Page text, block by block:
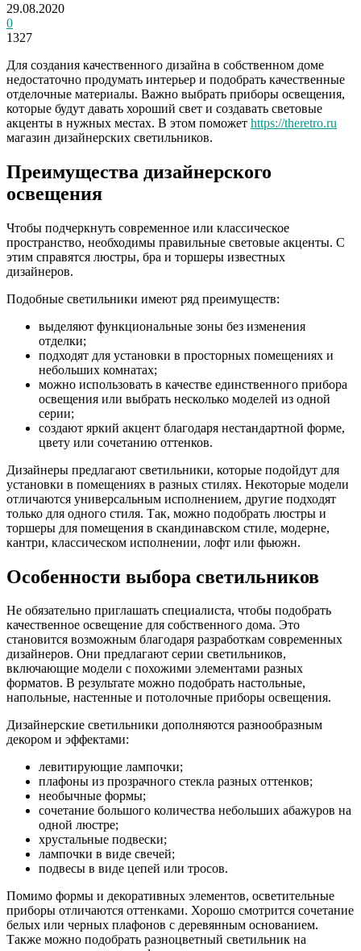
29.08.2020
0
1327
Для создания качественного дизайна в собственном доме
недостаточно продумать интерьер и подобрать качественные
отделочные материалы. Важно выбрать приборы освещения,
которые будут давать хороший свет и создавать световые
акценты в нужных местах. В этом поможет https://theretro.ru
магазин дизайнерских светильников.
Преимущества дизайнерского
освещения
Чтобы подчеркнуть современное или классическое
пространство, необходимы правильные световые акценты. С
этим справятся люстры, бра и торшеры известных
дизайнеров.
Подобные светильники имеют ряд преимуществ:
выделяют функциональные зоны без изменения
отделки;
подходят для установки в просторных помещениях и
небольших комнатах;
можно использовать в качестве единственного прибора
освещения или выбрать несколько моделей из одной
серии;
создают яркий акцент благодаря нестандартной форме,
цвету или сочетанию оттенков.
Дизайнеры предлагают светильники, которые подойдут для
установки в помещениях в разных стилях. Некоторые модели
отличаются универсальным исполнением, другие подходят
только для одного стиля. Так, можно подобрать люстры и
торшеры для помещения в скандинавском стиле, модерне,
кантри, классическом исполнении, лофт или фьюжн.
Особенности выбора светильников
Не обязательно приглашать специалиста, чтобы подобрать
качественное освещение для собственного дома. Это
становится возможным благодаря разработкам современных
дизайнеров. Они предлагают серии светильников,
включающие модели с похожими элементами разных
форматов. В результате можно подобрать настольные,
напольные, настенные и потолочные приборы освещения.
Дизайнерские светильники дополняются разнообразным
декором и эффектами:
левитирующие лампочки;
плафоны из прозрачного стекла разных оттенков;
необычные формы;
сочетание большого количества небольших абажуров на
одной люстре;
хрустальные подвески;
лампочки в виде свечей;
подвесы в виде цепей или тросов.
Помимо формы и декоративных элементов, осветительные
приборы отличаются оттенками. Хорошо смотрится сочетание
белых или черных плафонов с деревянным основанием.
Также можно подобрать разноцветный светильник на